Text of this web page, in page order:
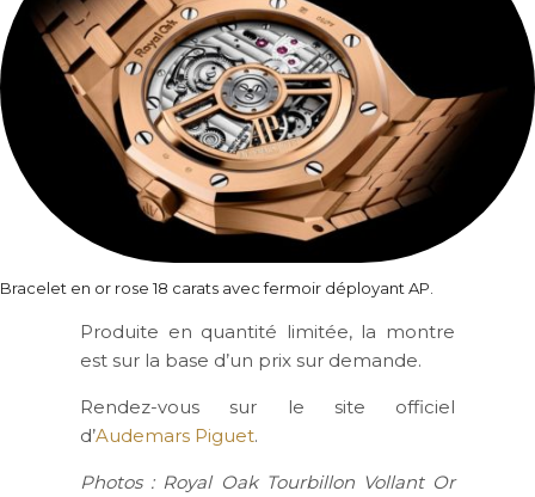
Bracelet en or rose 18 carats avec fermoir déployant AP.
Produite en quantité limitée, la montre
est sur la base d’un prix sur demande.
Rendez-vous sur le site officiel
d’Audemars Piguet.
Photos : Royal Oak Tourbillon Vollant Or